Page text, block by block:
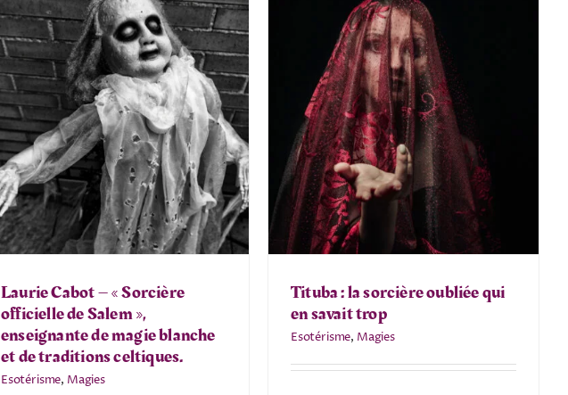
Laurie Cabot – « Sorcière
officielle de Salem »,
enseignante de magie blanche
et de traditions celtiques.
Esotérisme, Magies
Tituba : la sorcière oubliée qui
en savait trop
Esotérisme, Magies